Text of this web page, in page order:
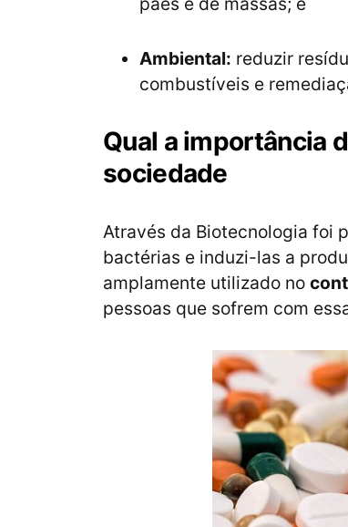
Ambiental: reduzir
combustíveis e
Qual a importância
sociedade
Através da Biotecnologia foi
bactérias e induzi-las a
amplamente utilizado no
pessoas que sofrem com